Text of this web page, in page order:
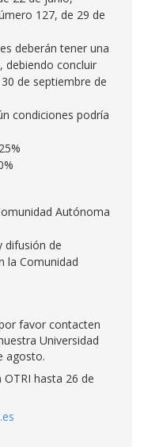
127, de 29 de
deberán tener una
debiendo concluir
de septiembre de
condiciones podría
Autónoma
difusión de
la Comunidad
favor contacten
Universidad
agosto.
hasta 26 de